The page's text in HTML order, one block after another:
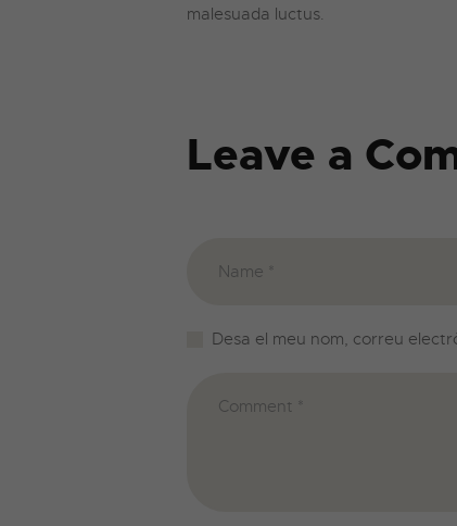
malesuada luctus.
Leave a
Desa el meu nom, correu